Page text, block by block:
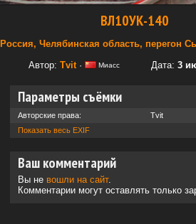
ВЛ10УК-140
Россия, Челябинская область, перегон
Автор: Tvit· МиассДата: 3
Параметры съёмки
Авторские права:
Tvit
Показать весь EXIF
Ваш комментарий
Вы не вошли на сайт.
Комментарии могут оставлять только